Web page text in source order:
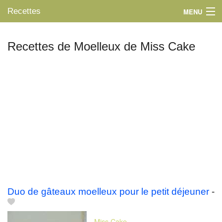
Recettes MENU
Recettes de Moelleux de Miss Cake
Duo de gâteaux moelleux pour le petit déjeuner -